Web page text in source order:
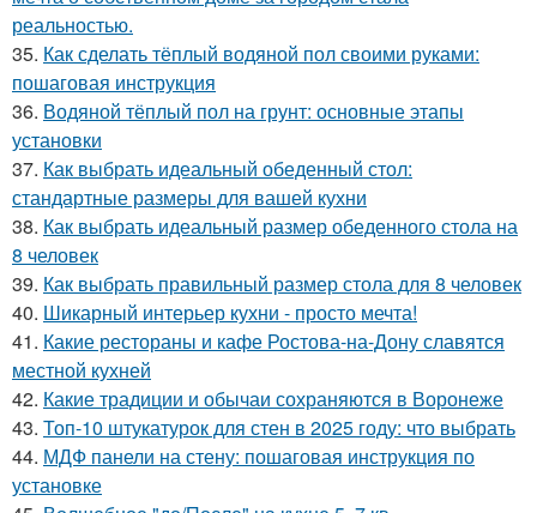
реальностью.
35. Как сделать тёплый водяной пол своими руками:
пошаговая инструкция
36. Водяной тёплый пол на грунт: основные этапы
установки
37. Как выбрать идеальный обеденный стол:
стандартные размеры для вашей кухни
38. Как выбрать идеальный размер обеденного стола на
8 человек
39. Как выбрать правильный размер стола для 8 человек
40. Шикарный интерьер кухни - просто мечта!
41. Какие рестораны и кафе Ростова-на-Дону славятся
местной кухней
42. Какие традиции и обычаи сохраняются в Воронеже
43. Топ-10 штукатурок для стен в 2025 году: что выбрать
44. МДФ панели на стену: пошаговая инструкция по
установке